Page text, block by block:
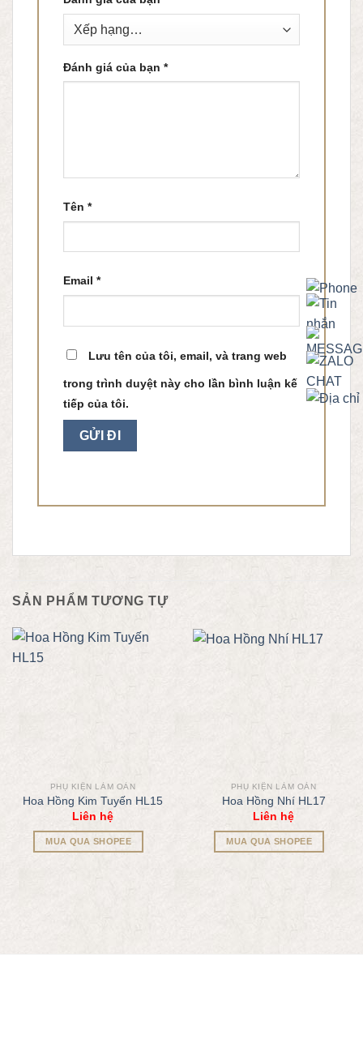
Đánh giá của bạn *
Tên *
Email *
Lưu tên của tôi, email, và trang web
trong trình duyệt này cho lần bình luận kế
tiếp của tôi.
SẢN PHẨM TƯƠNG TỰ
PHỤ KIỆN LÀM OẢN
Hoa Hồng Kim Tuyến HL15
Liên hệ
MUA QUA SHOPEE
PHỤ KIỆN LÀM OẢN
Hoa Hồng Nhí HL17
Liên hệ
MUA QUA SHOPEE